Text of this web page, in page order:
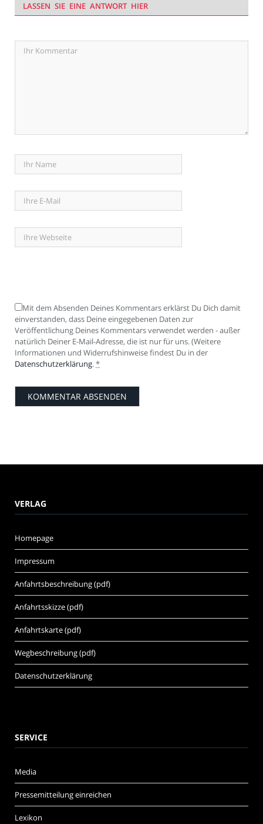
LASSEN SIE EINE ANTWORT HIER
Mit dem Absenden Deines Kommentars erklärst Du Dich damit
einverstanden, dass Deine eingegebenen Daten zur
Veröffentlichung Deines Kommentars verwendet werden - außer
natürlich Deiner E-Mail-Adresse, die ist nur für uns. (Weitere
Informationen und Widerrufshinweise findest Du in der
Datenschutzerklärung.*
VERLAG
Homepage
Impressum
Anfahrtsbeschreibung (pdf)
Anfahrtsskizze (pdf)
Anfahrtskarte (pdf)
Wegbeschreibung (pdf)
Datenschutzerklärung
SERVICE
Media
Pressemitteilung einreichen
Lexikon